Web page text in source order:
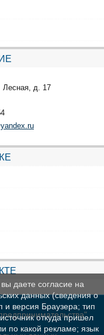
Лесная, д. 17
даете согласие на
данных (сведения о
версия Браузера; тип
откуда пришел
по какой рекламе; язык